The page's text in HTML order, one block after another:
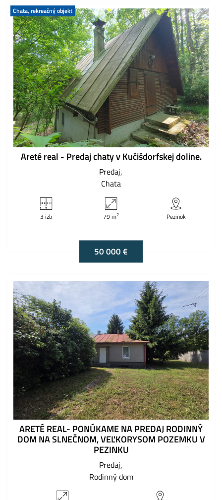
Chata, rekreačný objekt
Areté real - Predaj chaty v Kučišdorfskej doline.
Predaj
Chata
3 izb 79 m2 Pezinok
50 000 €
ARETÉ REAL- PONÚKAME NA PREDAJ RODINNÝ
DOM NA SLNEČNOM, VEĽKORYSOM POZEMKU V
PEZINKU
Predaj
Rodinný dom